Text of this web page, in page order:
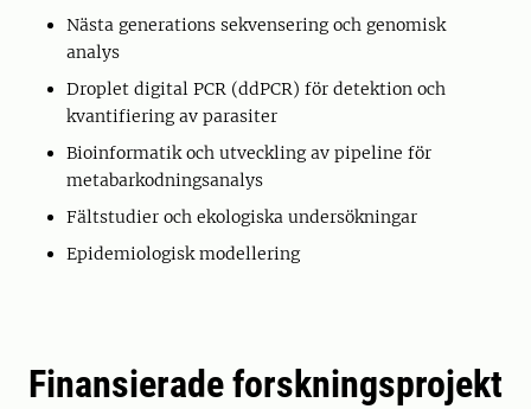
Nästa generations sekvensering och genomisk
analys
Droplet digital PCR (ddPCR) för detektion och
kvantifiering av parasiter
Bioinformatik och utveckling av pipeline för
metabarkodningsanalys
Fältstudier och ekologiska undersökningar
Epidemiologisk modellering
Finansierade forskningsprojekt